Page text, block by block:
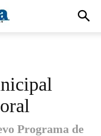
Programa de